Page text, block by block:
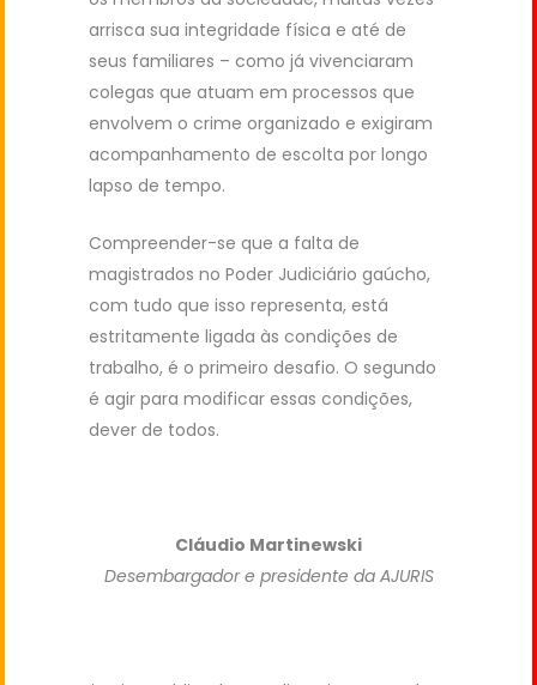
arrisca sua integridade física e até de
seus familiares – como já vivenciaram
colegas que atuam em processos que
envolvem o crime organizado e exigiram
acompanhamento de escolta por longo
lapso de tempo.
Compreender-se que a falta de
magistrados no Poder Judiciário gaúcho,
com tudo que isso representa, está
estritamente ligada às condições de
trabalho, é o primeiro desafio. O segundo
é agir para modificar essas condições,
dever de todos.
Cláudio Martinewski
Desembargador e presidente da AJURIS